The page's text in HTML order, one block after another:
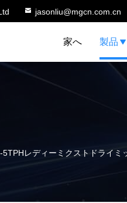
jasonliu@mgcn.com.cn
家へ 製品
5TPHレディーミクストドライミ